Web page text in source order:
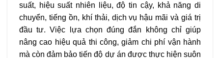
suất, hiệu suất nhiên liệu, độ tin cậy, khả năng di
chuyển, tiếng ồn, khí thải, dịch vụ hậu mãi và giá trị
đầu tư. Việc lựa chọn đúng đắn không chỉ giúp
nâng cao hiệu quả thi công, giảm chi phí vận hành
mà còn đảm bảo tiến độ dự án được thực hiện suôn